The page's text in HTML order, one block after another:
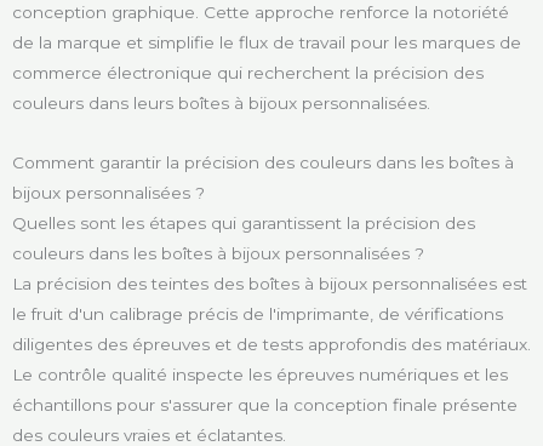
conception graphique. Cette approche renforce la notoriété
de la marque et simplifie le flux de travail pour les marques de
commerce électronique qui recherchent la précision des
couleurs dans leurs boîtes à bijoux personnalisées.
Comment garantir la précision des couleurs dans les boîtes à
bijoux personnalisées ?
Quelles sont les étapes qui garantissent la précision des
couleurs dans les boîtes à bijoux personnalisées ?
La précision des teintes des boîtes à bijoux personnalisées est
le fruit d'un calibrage précis de l'imprimante, de vérifications
diligentes des épreuves et de tests approfondis des matériaux.
Le contrôle qualité inspecte les épreuves numériques et les
échantillons pour s'assurer que la conception finale présente
des couleurs vraies et éclatantes.